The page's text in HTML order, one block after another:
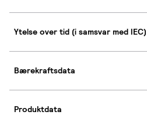
Ytelse over tid (i samsvar med IEC)
Bærekraftsdata
Produktdata